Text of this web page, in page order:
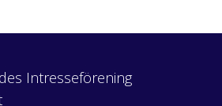
Intresseförening